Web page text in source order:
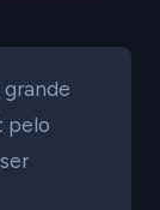
grande
pelo